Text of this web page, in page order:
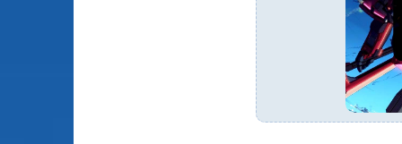
Tous les mangas